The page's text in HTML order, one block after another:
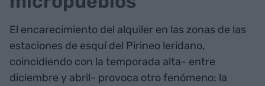
El encarecimiento del alquiler en las zonas de las
estaciones de esquí del Pirineo leridano,
coincidiendo con la temporada alta- entre
diciembre y abril- provoca otro fenómeno: la